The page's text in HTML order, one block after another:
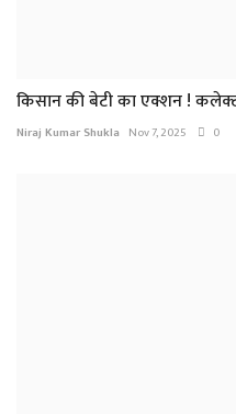
किसान की बेटी का एक्शन !
Niraj Kumar Shukla Nov 7, 2025 0